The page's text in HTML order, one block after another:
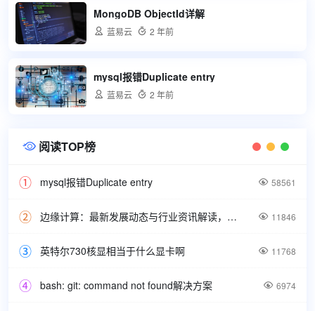
MongoDB ObjectId详解
 蓝易云  2 年前
mysql报错Duplicate entry
 蓝易云  2 年前
 阅读TOP榜
mysql报错Duplicate entry  58561
边缘计算：最新发展动态与行业资讯解读，洞悉技术前沿引领未来。  11846
英特尔730核显相当于什么显卡啊  11768
bash: git: command not found解决方案  6974